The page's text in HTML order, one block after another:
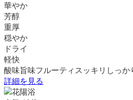
華やか
芳醇
重厚
穏やか
ドライ
軽快
酸味旨味フルーティ スッキリ しっか
詳細を見る